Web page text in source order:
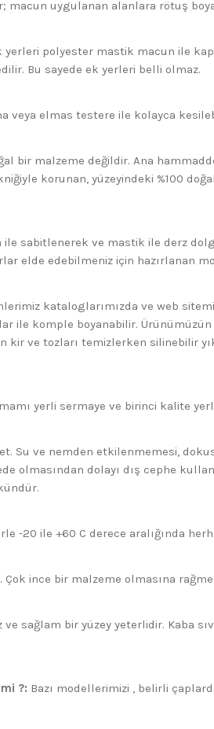
macun uygulanan alanlara rötuş
yerleri polyester mastik macun ile
Bu sayede ek yerleri belli olmaz.
veya elmas testere ile kolayca
bir malzeme değildir. Ana
korunan, yüzeyindeki %100
ile sabitlenerek ve mastik ile derz
elde edebilmeniz için hazırlanan
kataloglarımızda ve web
ile komple boyanabilir.
ve tozları temizlerken silinebilir
yerli sermaye ve birinci kalite
Su ve nemden etkilenmemesi,
olmasından dolayı dış cephe
-20 ile +60 C derece aralığında
Çok ince bir malzeme olmasına
ve sağlam bir yüzey yeterlidir. Kaba
?: Bazı modellerimizi , belirli